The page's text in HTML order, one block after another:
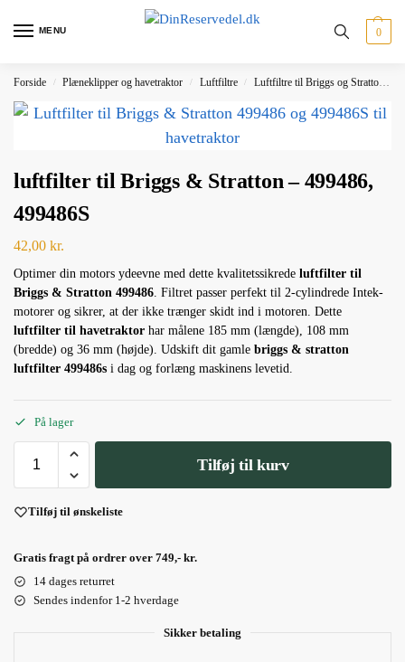
MENU 0
Forside / Plæneklipper og havetraktor / Luftfiltre / Luftfiltre til Briggs og Stratton m.fl
luftfilter til Briggs & Stratton – 499486,
499486S
42,00 kr.
Optimer din motors ydeevne med dette kvalitetssikrede luftfilter til
Briggs & Stratton 499486 . Filtret passer perfekt til 2-cylindrede Intek-
motorer og sikrer, at der ikke trænger skidt ind i motoren. Dette
luftfilter til havetraktor har målene 185 mm (længde), 108 mm
(bredde) og 36 mm (højde). Udskift dit gamle briggs & stratton
luftfilter 499486s i dag og forlæng maskinens levetid.
På lager
Tilføj til kurv
Tilføj til ønskeliste
Gratis fragt på ordrer over 749,- kr.
14 dages returret
Sendes indenfor 1-2 hverdage
Sikker betaling